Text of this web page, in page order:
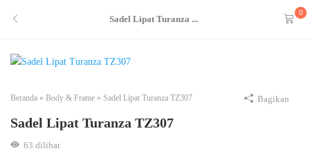
Sadel Lipat Turanza ...
0
Beranda » Body & Frame » Sadel Lipat Turanza TZ307
Sadel Lipat Turanza TZ307
63 dilihat
Bagikan